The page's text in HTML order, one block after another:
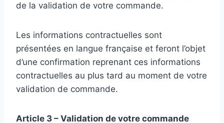
de la validation de votre commande.
Les informations contractuelles sont
présentées en langue française et feront l’objet
d’une confirmation reprenant ces informations
contractuelles au plus tard au moment de votre
validation de commande.
Article 3 – Validation de votre commande